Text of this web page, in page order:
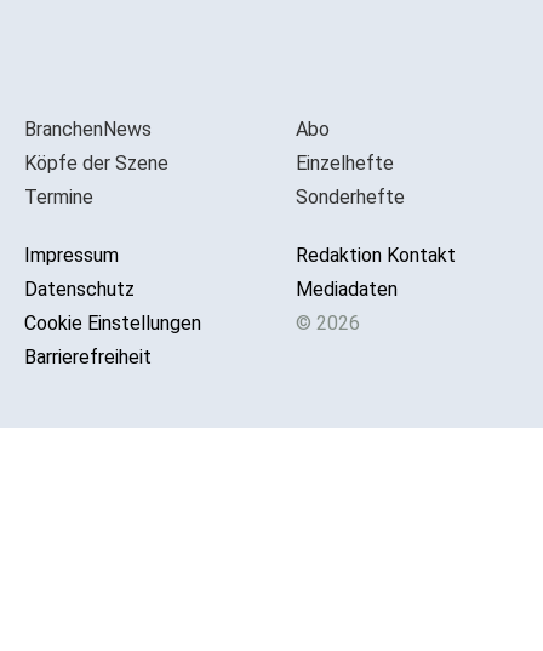
BranchenNews
Köpfe der Szene
Termine
Impressum
Datenschutz
Cookie Einstellungen
Barrierefreiheit
Abo
Einzelhefte
Sonderhefte
Redaktion Kontakt
Mediadaten
© 2026